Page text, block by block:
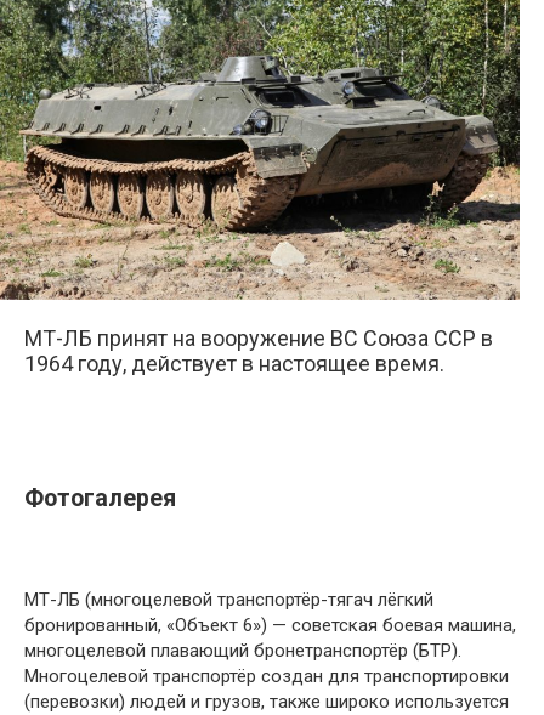
МТ-ЛБ принят на вооружение ВС Союза ССР в
1964 году, действует в настоящее время.
Фотогалерея
МТ-ЛБ (многоцелевой транспортёр-тягач лёгкий
бронированный, «Объект 6») — советская боевая машина,
многоцелевой плавающий бронетранспортёр (БТР).
Многоцелевой транспортёр создан для транспортировки
(перевозки) людей и грузов, также широко используется